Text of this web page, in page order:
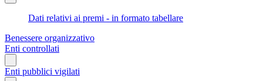
Dati relativi ai premi - in formato tabellare
Benessere organizzativo
Enti controllati
Enti pubblici vigilati